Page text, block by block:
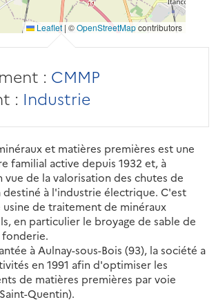
Leaflet | ©OpenStreetMapcontributors
: CMMP
: Industrie
et matières premières est une
familial active depuis 1932 et, à
vue de la valorisation des chutes de
à l'industrie électrique. C'est
de traitement de minéraux
en particulier le broyage de sable de
fonderie.
à Aulnay-sous-Bois (93), la société a
en 1991 afin d'optimiser les
de matières premières par voie
Quentin).